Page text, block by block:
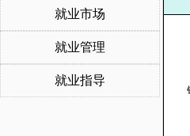
就业市场
就业管理
就业指导